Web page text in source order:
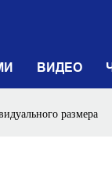
ВИДЕО
размера